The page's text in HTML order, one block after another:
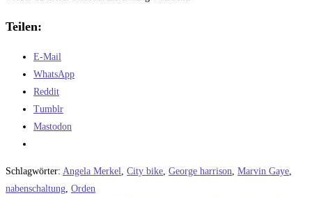
Teilen:
E-Mail
WhatsApp
Reddit
Tumblr
Mastodon
Schlagwörter: Angela Merkel, City bike, George harrison, Marvin Gaye,
nabenschaltung, Orden